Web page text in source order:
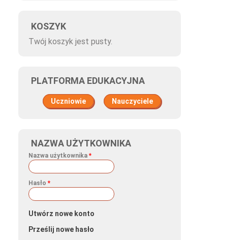
KOSZYK
Twój koszyk jest pusty.
PLATFORMA EDUKACYJNA
Uczniowie Nauczyciele
NAZWA UŻYTKOWNIKA
Nazwa użytkownika *
Hasło *
Utwórz nowe konto
Prześlij nowe hasło